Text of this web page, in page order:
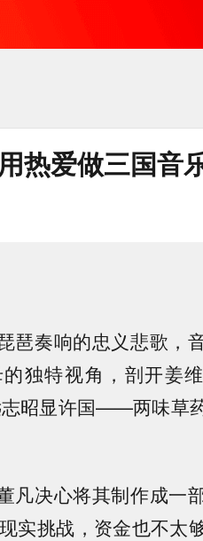
热爱做三国音
琶奏响的忠义悲歌，
独特视角，剖开姜
志昭显许国——两味草
凡决心将其制作成一
实挑战，资金也不太